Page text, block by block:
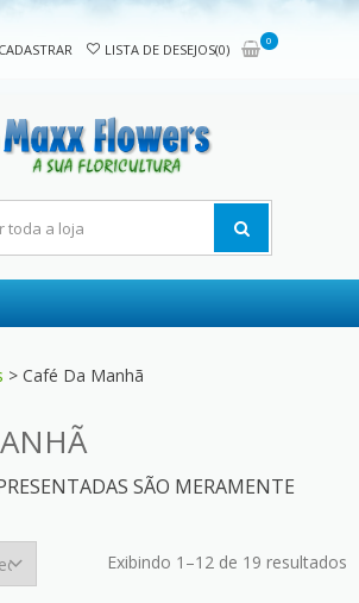
LISTA DE DESEJOS(0)
0
> Café Da Manhã
SÃO MERAMENTE
Exibindo 1–12 de 19 resultados